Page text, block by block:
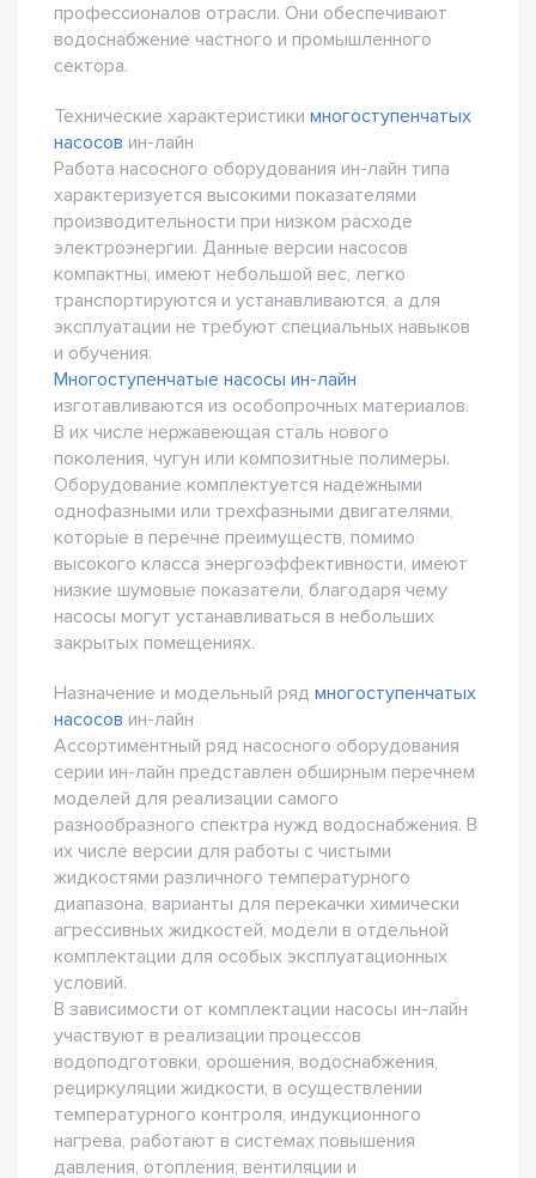
профессионалов отрасли. Они обеспечивают
водоснабжение частного и промышленного
сектора.
Технические характеристики многоступенчатых
насосов ин-лайн
Работа насосного оборудования ин-лайн типа
характеризуется высокими показателями
производительности при низком расходе
электроэнергии. Данные версии насосов
компактны, имеют небольшой вес, легко
транспортируются и устанавливаются, а для
эксплуатации не требуют специальных навыков
и обучения.
Многоступенчатые насосы ин-лайн
изготавливаются из особопрочных материалов.
В их числе нержавеющая сталь нового
поколения, чугун или композитные полимеры.
Оборудование комплектуется надежными
однофазными или трехфазными двигателями,
которые в перечне преимуществ, помимо
высокого класса энергоэффективности, имеют
низкие шумовые показатели, благодаря чему
насосы могут устанавливаться в небольших
закрытых помещениях.
Назначение и модельный ряд многоступенчатых
насосов ин-лайн
Ассортиментный ряд насосного оборудования
серии ин-лайн представлен обширным перечнем
моделей для реализации самого
разнообразного спектра нужд водоснабжения. В
их числе версии для работы с чистыми
жидкостями различного температурного
диапазона, варианты для перекачки химически
агрессивных жидкостей, модели в отдельной
комплектации для особых эксплуатационных
условий.
В зависимости от комплектации насосы ин-лайн
участвуют в реализации процессов
водоподготовки, орошения, водоснабжения,
рециркуляции жидкости, в осуществлении
температурного контроля, индукционного
нагрева, работают в системах повышения
давления, отопления, вентиляции и